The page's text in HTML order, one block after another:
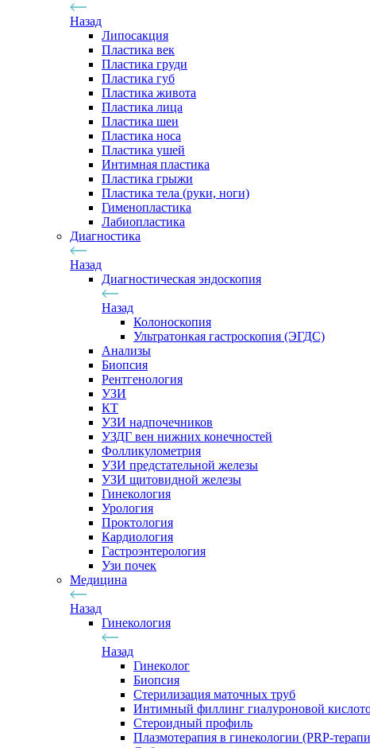
Назад
Липосакция
Пластика век
Пластика груди
Пластика губ
Пластика живота
Пластика лица
Пластика шеи
Пластика носа
Пластика ушей
Интимная пластика
Пластика грыжи
Пластика тела (руки, ноги)
Гименопластика
Лабиопластика
Диагностика
Назад
Диагностическая эндоскопия
Назад
Колоноскопия
Ультратонкая гастроскопия (ЭГДС)
Анализы
Биопсия
Рентгенология
УЗИ
КТ
УЗИ надпочечников
УЗДГ вен нижних конечностей
Фолликулометрия
УЗИ предстательной железы
УЗИ щитовидной железы
Гинекология
Урология
Проктология
Кардиология
Гастроэнтерология
Узи почек
Медицина
Назад
Гинекология
Назад
Гинеколог
Биопсия
Стерилизация маточных труб
Интимный филлинг гиалуроновой
Стероидный профиль
Плазмотерапия в гинекологии (PRP-